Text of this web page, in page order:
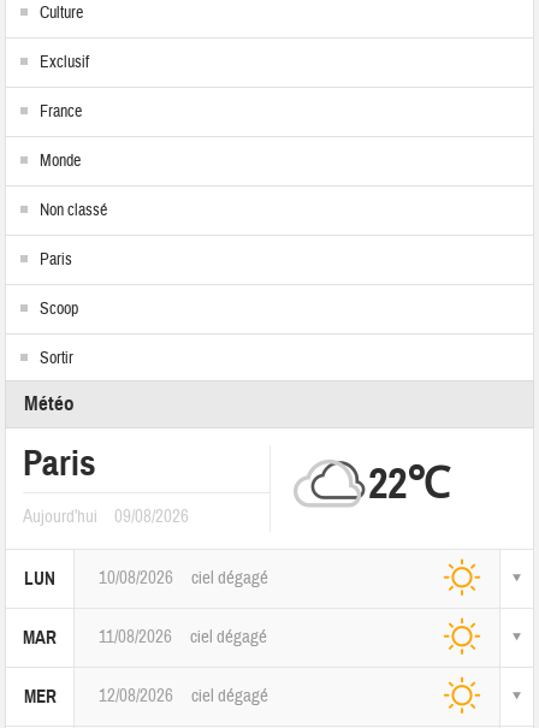
Culture
Exclusif
France
Monde
Non classé
Paris
Scoop
Sortir
Météo
Paris
Aujourd'hui 09/08/2026
22℃
LUN 10/08/2026 ciel dégagé
MAR 11/08/2026 ciel dégagé
MER 12/08/2026 ciel dégagé